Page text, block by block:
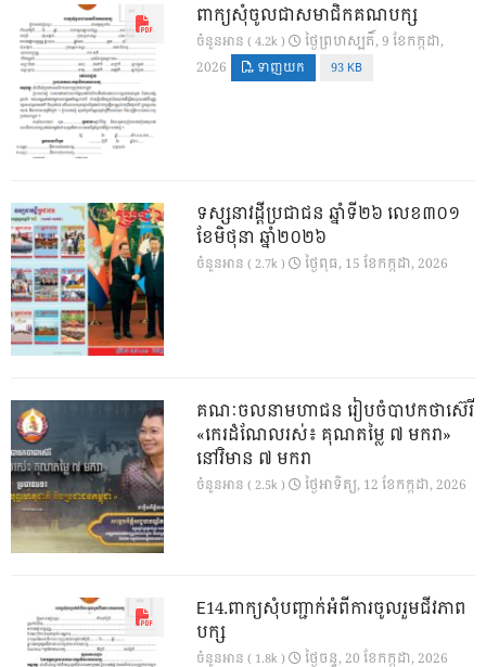
ពាក្យសុំចូលជាសមាជិកគណបក្ស
ចំនួនអាន ( 4.2k )
ថ្ងៃ​ព្រហស្បតិ៍, 9 ខែ​កក្កដា,
2026
ទាញយក 93 KB
ទស្សនាវដ្ដីប្រជាជន ឆ្នាំទី២៦ លេខ៣០១
ខែមិថុនា ឆ្នាំ២០២៦
ចំនួនអាន ( 2.7k ) ថ្ងៃ​ពុធ, 15 ខែ​កក្កដា, 2026
គណៈចលនាមហាជន រៀបចំបាឋកថាស៊េរី
«កេរដំណែលរស់៖ គុណតម្លៃ ៧ មករា»
នៅវិមាន ៧ មករា
ចំនួនអាន ( 2.5k ) ថ្ងៃ​អាទិត្យ, 12 ខែ​កក្កដា, 2026
E14.ពាក្យសុំបញ្ជាក់អំពីការចូលរួមជីវភាព
បក្ស
ចំនួនអាន ( 1.8k ) ថ្ងៃ​ចន្ទ, 20 ខែ​កក្កដា, 2026